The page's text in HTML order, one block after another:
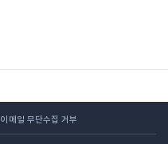
이메일 무단수집 거부